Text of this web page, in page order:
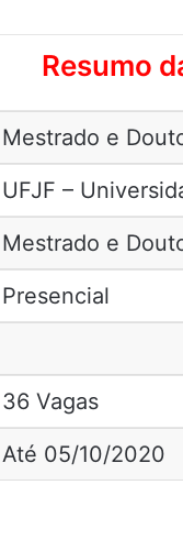
Resumo
Mestrado e
UFJF –
Mestrado e
Presencial
36 Vagas
Até 05/10/2020